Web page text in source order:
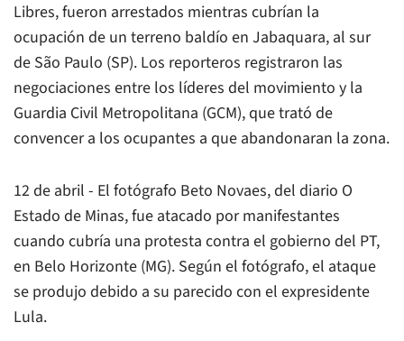
Libres, fueron arrestados mientras cubrían la
ocupación de un terreno baldío en Jabaquara, al sur
de São Paulo (SP). Los reporteros registraron las
negociaciones entre los líderes del movimiento y la
Guardia Civil Metropolitana (GCM), que trató de
convencer a los ocupantes a que abandonaran la zona.
12 de abril - El fotógrafo Beto Novaes, del diario O
Estado de Minas, fue atacado por manifestantes
cuando cubría una protesta contra el gobierno del PT,
en Belo Horizonte (MG). Según el fotógrafo, el ataque
se produjo debido a su parecido con el expresidente
Lula.